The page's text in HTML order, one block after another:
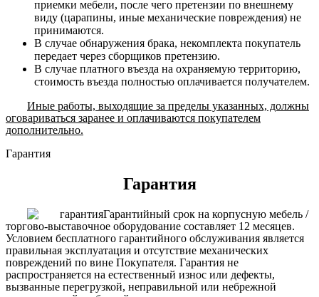
приемки мебели, после чего претензии по внешнему
виду (царапины, иные механические повреждения) не
принимаются.
В случае обнаружения брака, некомплекта покупатель
передает через сборщиков претензию.
В случае платного въезда на охраняемую территорию,
стоимость въезда полностью оплачивается получателем.
Иные работы, выходящие за пределы указанных, должны
оговариваться заранее и оплачиваются покупателем
дополнительно.
Гарантия
Гарантия
Гарантийный срок на корпусную мебель /
торгово-выставочное оборудование составляет 12 месяцев.
Условием бесплатного гарантийного обслуживания является
правильная эксплуатация и отсутствие механических
повреждений по вине Покупателя. Гарантия не
распространяется на естественный износ или дефекты,
вызванные перегрузкой, неправильной или небрежной